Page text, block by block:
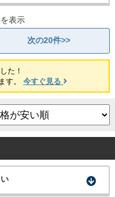
表示
次の20件>>
た！
す。 今すぐ見る